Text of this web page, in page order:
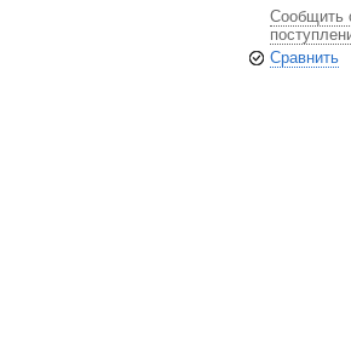
Сообщить
Сравнить